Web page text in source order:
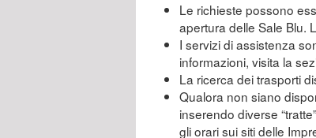
Le richieste possono
apertura delle Sale Blu.
I servizi di assistenza
informazioni, visita la
La ricerca dei trasporti
Qualora non siano
inserendo diverse
gli orari sui siti delle